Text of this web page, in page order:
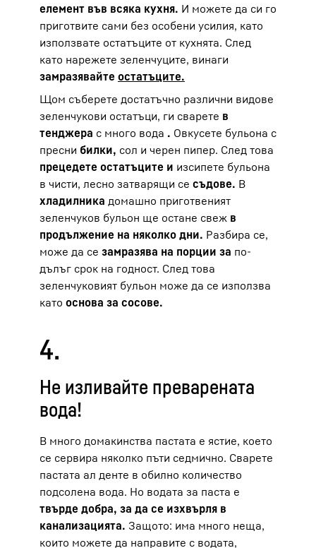
елемент във всяка кухня. И можете да си го
приготвите сами без особени усилия, като
използвате остатъците от кухнята. След
като нарежете зеленчуците, винаги
замразявайте остатъците.
Щом съберете достатъчно различни видове
зеленчукови остатъци, ги сварете в
тенджера с много вода . Овкусете бульона с
пресни билки, сол и черен пипер. След това
прецедете остатъците и изсипете бульона
в чисти, лесно затварящи се съдове. В
хладилника домашно приготвеният
зеленчуков бульон ще остане свеж в
продължение на няколко дни. Разбира се,
може да се замразява на порции за по-
дълъг срок на годност. След това
зеленчуковият бульон може да се използва
като основа за сосове.
4.
Не изливайте преварената
вода!
В много домакинства пастата е ястие, което
се сервира няколко пъти седмично. Сварете
пастата ал денте в обилно количество
подсолена вода. Но водата за паста е
твърде добра, за да се изхвърля в
канализацията. Защото: има много неща,
които можете да направите с водата,